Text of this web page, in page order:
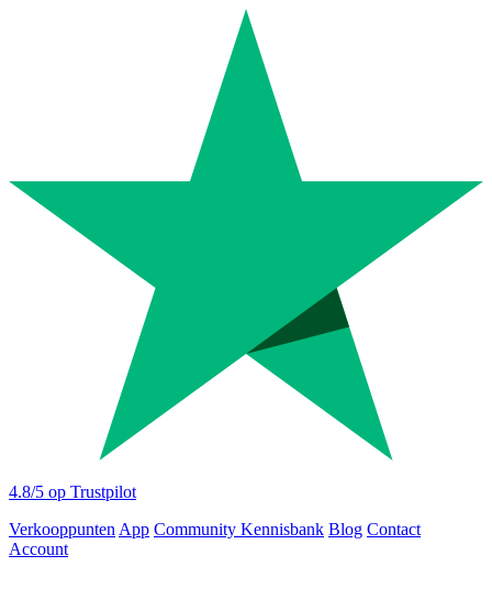
4.8/5 op Trustpilot
Verkooppunten App Community Kennisbank Blog Contact
Account